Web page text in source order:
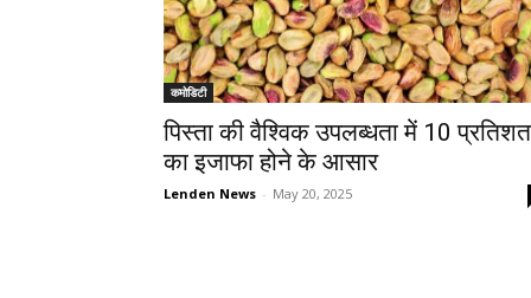
कमोडिटी
पिस्ता की वैश्विक उपलब्धता में 10 प्रतिशत
का इजाफा होने के आसार
Lenden News - May 20, 2025